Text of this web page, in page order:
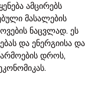
ამცირებს
მასალების
ნაცვლად. ეს
და ენერგიისა და
დროს,